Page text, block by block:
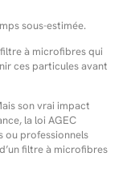
sous-estimée.
à microfibres qui
ces particules avant
son vrai impact
la loi AGEC
ou professionnels
filtre à microfibres